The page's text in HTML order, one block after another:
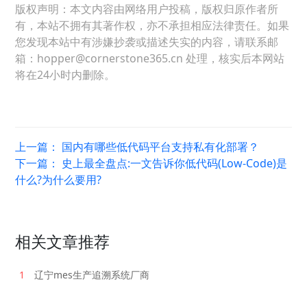
版权声明：本文内容由网络用户投稿，版权归原作者所
有，本站不拥有其著作权，亦不承担相应法律责任。如果
您发现本站中有涉嫌抄袭或描述失实的内容，请联系邮
箱：hopper@cornerstone365.cn 处理，核实后本网站
将在24小时内删除。
上一篇： 国内有哪些低代码平台支持私有化部署？
下一篇： 史上最全盘点:一文告诉你低代码(Low-Code)是
什么?为什么要用?
相关文章推荐
1
辽宁mes生产追溯系统厂商